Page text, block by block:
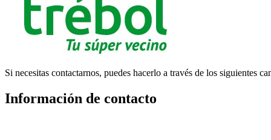
Si necesitas contactarnos, puedes hacerlo a través de los siguientes
Información de contacto